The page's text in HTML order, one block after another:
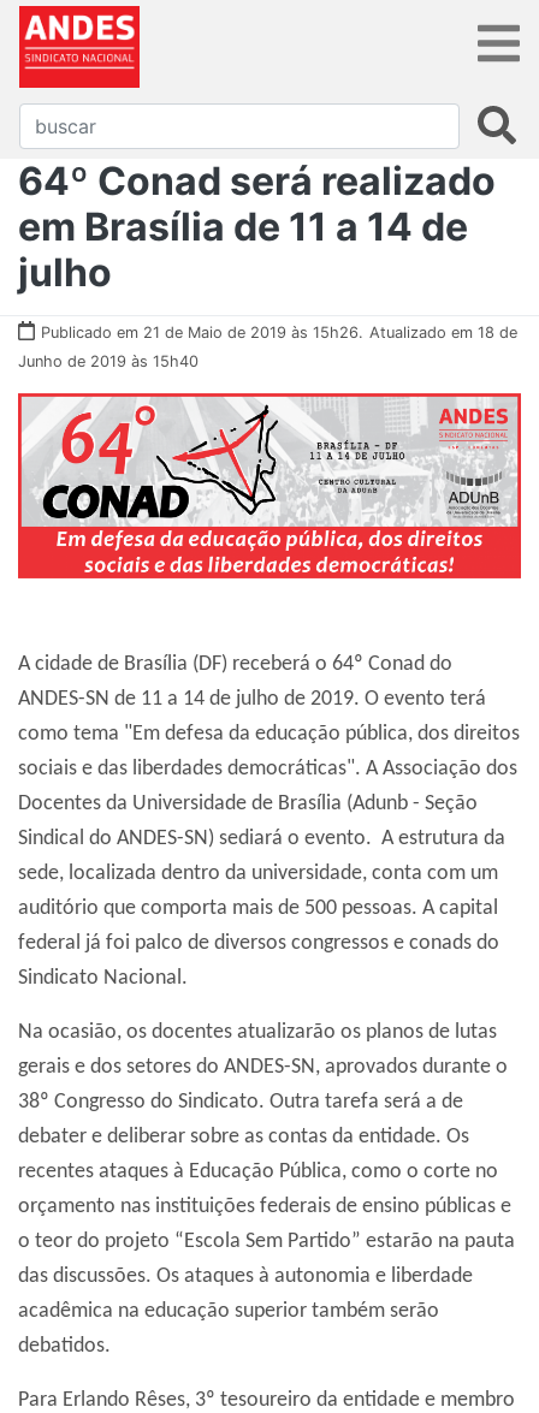
64º Conad será realizado
em Brasília de 11 a 14 de
julho
Publicado em 21 de Maio de 2019 às 15h26. Atualizado em 18 de
Junho de 2019 às 15h40
A cidade de Brasília (DF) receberá o 64º Conad do
ANDES-SN de 11 a 14 de julho de 2019. O evento terá
como tema "Em defesa da educação pública, dos direitos
sociais e das liberdades democráticas". A Associação dos
Docentes da Universidade de Brasília (Adunb - Seção
Sindical do ANDES-SN) sediará o evento. A estrutura da
sede, localizada dentro da universidade, conta com um
auditório que comporta mais de 500 pessoas. A capital
federal já foi palco de diversos congressos e conads do
Sindicato Nacional.
Na ocasião, os docentes atualizarão os planos de lutas
gerais e dos setores do ANDES-SN, aprovados durante o
38º Congresso do Sindicato. Outra tarefa será a de
debater e deliberar sobre as contas da entidade. Os
recentes ataques à Educação Pública, como o corte no
orçamento nas instituições federais de ensino públicas e
o teor do projeto “Escola Sem Partido” estarão na pauta
das discussões. Os ataques à autonomia e liberdade
acadêmica na educação superior também serão
debatidos.
Para Erlando Rêses, 3º tesoureiro da entidade e membro